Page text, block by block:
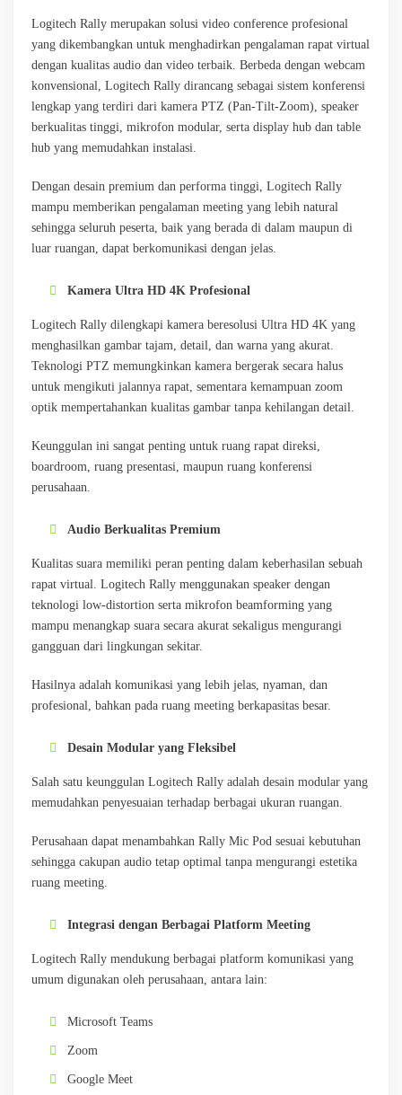
Logitech Rally merupakan solusi video conference profesional
yang dikembangkan untuk menghadirkan pengalaman rapat virtual
dengan kualitas audio dan video terbaik. Berbeda dengan webcam
konvensional, Logitech Rally dirancang sebagai sistem konferensi
lengkap yang terdiri dari kamera PTZ (Pan-Tilt-Zoom), speaker
berkualitas tinggi, mikrofon modular, serta display hub dan table
hub yang memudahkan instalasi.
Dengan desain premium dan performa tinggi, Logitech Rally
mampu memberikan pengalaman meeting yang lebih natural
sehingga seluruh peserta, baik yang berada di dalam maupun di
luar ruangan, dapat berkomunikasi dengan jelas.
Kamera Ultra HD 4K Profesional
Logitech Rally dilengkapi kamera beresolusi Ultra HD 4K yang
menghasilkan gambar tajam, detail, dan warna yang akurat.
Teknologi PTZ memungkinkan kamera bergerak secara halus
untuk mengikuti jalannya rapat, sementara kemampuan zoom
optik mempertahankan kualitas gambar tanpa kehilangan detail.
Keunggulan ini sangat penting untuk ruang rapat direksi,
boardroom, ruang presentasi, maupun ruang konferensi
perusahaan.
Audio Berkualitas Premium
Kualitas suara memiliki peran penting dalam keberhasilan sebuah
rapat virtual. Logitech Rally menggunakan speaker dengan
teknologi low-distortion serta mikrofon beamforming yang
mampu menangkap suara secara akurat sekaligus mengurangi
gangguan dari lingkungan sekitar.
Hasilnya adalah komunikasi yang lebih jelas, nyaman, dan
profesional, bahkan pada ruang meeting berkapasitas besar.
Desain Modular yang Fleksibel
Salah satu keunggulan Logitech Rally adalah desain modular yang
memudahkan penyesuaian terhadap berbagai ukuran ruangan.
Perusahaan dapat menambahkan Rally Mic Pod sesuai kebutuhan
sehingga cakupan audio tetap optimal tanpa mengurangi estetika
ruang meeting.
Integrasi dengan Berbagai Platform Meeting
Logitech Rally mendukung berbagai platform komunikasi yang
umum digunakan oleh perusahaan, antara lain:
Microsoft Teams
Zoom
Google Meet